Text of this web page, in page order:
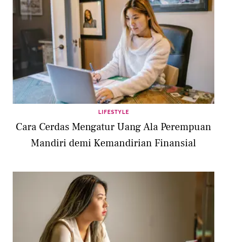
LIFESTYLE
Cara Cerdas Mengatur Uang Ala Perempuan
Mandiri demi Kemandirian Finansial